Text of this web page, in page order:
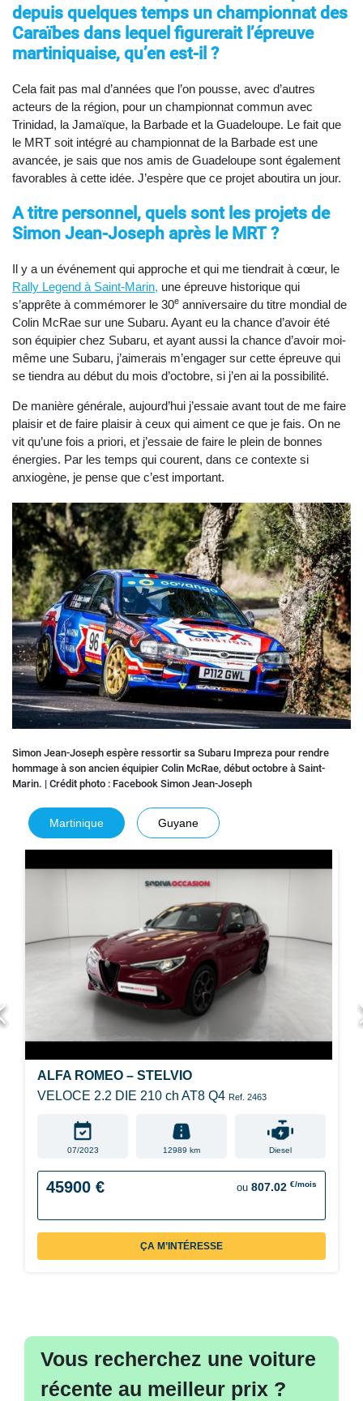
depuis quelques temps un championnat des
Caraïbes dans lequel figurerait l’épreuve
martiniquaise, qu’en est-il ?
Cela fait pas mal d’années que l’on pousse, avec d’autres
acteurs de la région, pour un championnat commun avec
Trinidad, la Jamaïque, la Barbade et la Guadeloupe. Le fait que
le MRT soit intégré au championnat de la Barbade est une
avancée, je sais que nos amis de Guadeloupe sont également
favorables à cette idée. J’espère que ce projet aboutira un jour.
A titre personnel, quels sont les projets de
Simon Jean-Joseph après le MRT ?
Il y a un événement qui approche et qui me tiendrait à cœur, le
Rally Legend à Saint-Marin, une épreuve historique qui
s’apprête à commémorer le 30e anniversaire du titre mondial de
Colin McRae sur une Subaru. Ayant eu la chance d’avoir été
son équipier chez Subaru, et ayant aussi la chance d’avoir moi-
même une Subaru, j’aimerais m’engager sur cette épreuve qui
se tiendra au début du mois d’octobre, si j’en ai la possibilité.
De manière générale, aujourd’hui j’essaie avant tout de me faire
plaisir et de faire plaisir à ceux qui aiment ce que je fais. On ne
vit qu’une fois a priori, et j’essaie de faire le plein de bonnes
énergies. Par les temps qui courent, dans ce contexte si
anxiogène, je pense que c’est important.
Simon Jean-Joseph espère ressortir sa Subaru Impreza pour rendre
hommage à son ancien équipier Colin McRae, début octobre à Saint-
Marin. | Crédit photo : Facebook Simon Jean-Joseph
Martinique Guyane
ALFA ROMEO – STELVIO
VELOCE 2.2 DIE 210 ch AT8 Q4 Ref. 2463
07/2023 12989 km Diesel
45900 € ou 807.02 €/mois
ÇA M’INTÉRESSE
Vous recherchez une voiture
récente au meilleur prix ?